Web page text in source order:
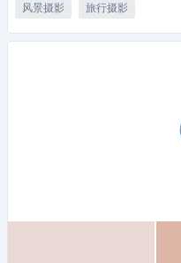
风景摄影 旅行摄影